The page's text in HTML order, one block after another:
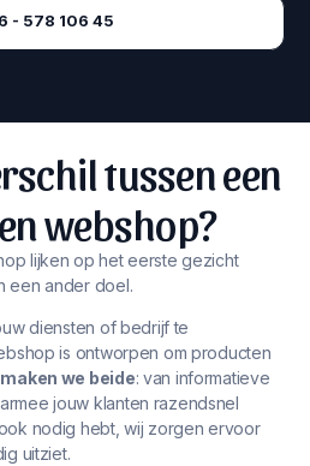
- 578 106 45‬
tussen een
webshop?
lijken op het eerste gezicht
een ander doel.
diensten of bedrijf te
is ontworpen om producten
we beide: van informatieve
jouw klanten razendsnel
nodig hebt, wij zorgen ervoor
uitziet.